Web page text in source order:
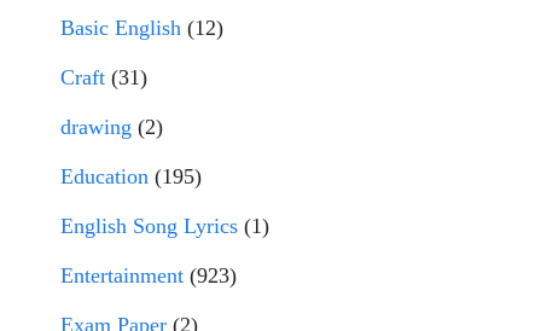
Basic English (12)
Craft (31)
drawing (2)
Education (195)
English Song Lyrics (1)
Entertainment (923)
Exam Paper (2)